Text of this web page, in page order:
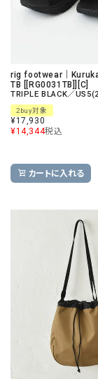
rig footwear｜
TB [[RG0031TB]][C]
TRIPLE BLACK／
2buy対象
¥17,930
¥14,344税込
カートに入れる